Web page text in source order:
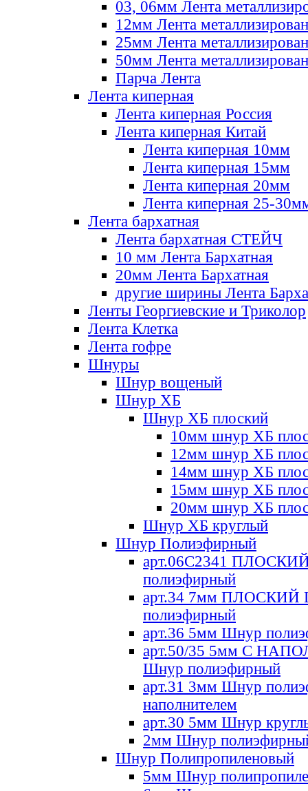
03, 06мм Лента
12мм Лента
25мм Лента
50мм Лента
Парча Лента
Лента киперная
Лента киперная Россия
Лента киперная Китай
Лента киперная 10мм
Лента киперная 15мм
Лента киперная 20мм
Лента киперная 25-
Лента бархатная
Лента бархатная СТЕЙЧ
10 мм Лента Бархатная
20мм Лента Бархатная
другие ширины Лента
Ленты Георгиевские и Триколор
Лента Клетка
Лента гофре
Шнуры
Шнур вощеный
Шнур ХБ
Шнур ХБ плоский
10мм шнур ХБ
12мм шнур ХБ
14мм шнур ХБ
15мм шнур ХБ
20мм шнур ХБ
Шнур ХБ круглый
Шнур Полиэфирный
арт.06С2341
полиэфирный
арт.34 7мм ПЛОСКИЙ
полиэфирный
арт.36 5мм Шнур
арт.50/35 5мм С
Шнур полиэфирный
арт.31 3мм Шнур
наполнителем
арт.30 5мм Шнур
2мм Шнур
Шнур Полипропиленовый
5мм Шнур